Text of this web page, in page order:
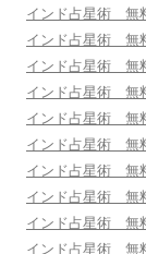
インド占星術 無
インド占星術 無
インド占星術 無
インド占星術 無
インド占星術 無
インド占星術 無
インド占星術 無
インド占星術 無
インド占星術 無
インド占星術 無